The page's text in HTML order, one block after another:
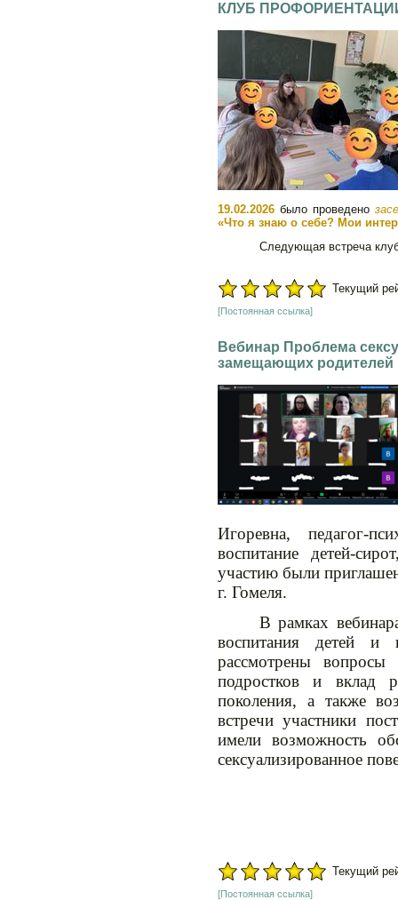
КЛУБ
19.02.2026 было проведено
«Что я знаю о себе? Мои
Следующая встреча
Текущий
[Постоянная ссылка]
Вебинар Проблема
замещающих родителей
Игоревна, педагог-
воспитание детей-
участию были
г. Гомеля.
В рамках
воспитания детей и
рассмотрены вопросы
подростков и вклад
поколения, а также
встречи участники
имели возможность
сексуализированное
Текущий
[Постоянная ссылка]